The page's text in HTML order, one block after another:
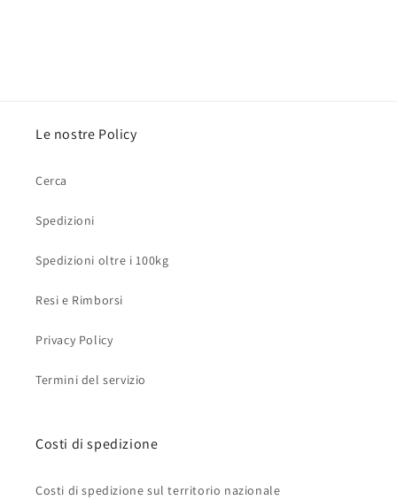
Le nostre Policy
Cerca
Spedizioni
Spedizioni oltre i 100kg
Resi e Rimborsi
Privacy Policy
Termini del servizio
Costi di spedizione
Costi di spedizione sul territorio nazionale